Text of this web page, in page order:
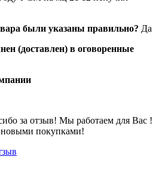
были указаны правильно? Да
(доставлен) в оговоренные
за отзыв! Мы работаем для Вас !
новыми покупками!